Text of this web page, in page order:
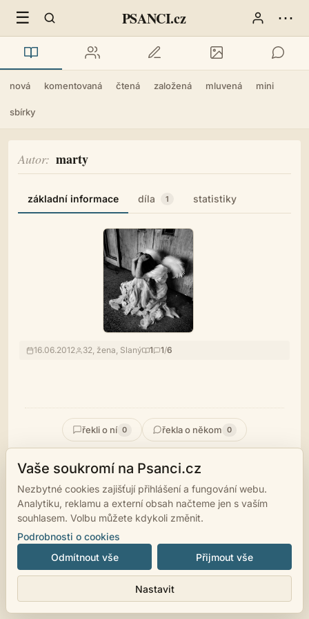
☰ PSANCI.cz ⋯
nová komentovaná čtená založená mluvená mini
sbírky
Autor marty
základní informace díla 1 statistiky
16.06.2012 32, žena, Slaný 1 1/6
řekli o ní 0 řekla o někom 0
Jsem jak pták, který nikdy nepěje
ztrácí se mi všechny naděje.
© 2007 - 2026 psanci.cz • •Facebook
• Programming
Vaše soukromí na Psanci.cz
Nezbytné cookies zajišťují přihlášení a fungování webu.
Analytiku, reklamu a externí obsah načteme jen s vaším
souhlasem. Volbu můžete kdykoli změnit.
Podrobnosti o cookies
Odmítnout vše
Nastavit
Přijmout vše